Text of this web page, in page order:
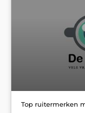
Top ruitermerken